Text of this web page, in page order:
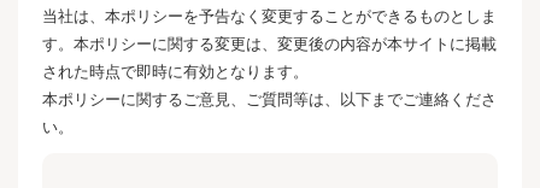
当社は、本ポリシーを予告なく変更することができるものとしま
す。本ポリシーに関する変更は、変更後の内容が本サイトに掲載
された時点で即時に有効となります。
本ポリシーに関するご意見、ご質問等は、以下までご連絡くださ
い。